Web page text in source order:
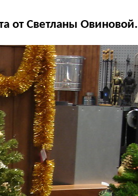
от Светланы Овиновой.